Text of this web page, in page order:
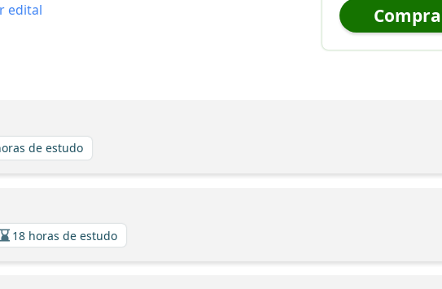
edital
de estudo
18 horas de estudo